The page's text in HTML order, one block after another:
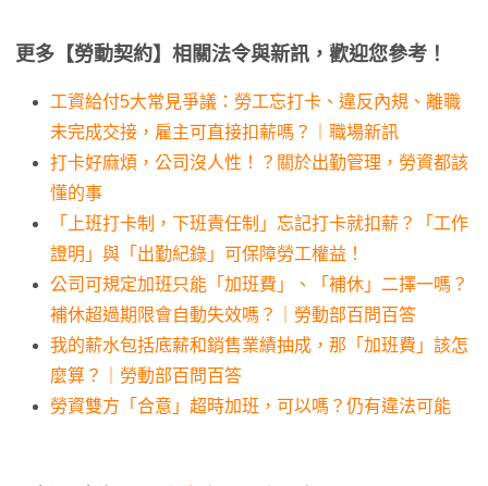
更多【勞動契約】相關法令與新訊，歡迎您參考！
工資給付5大常見爭議：勞工忘打卡、違反內規、離職
未完成交接，雇主可直接扣薪嗎？｜職場新訊
打卡好麻煩，公司沒人性！？關於出勤管理，勞資都該
懂的事
「上班打卡制，下班責任制」忘記打卡就扣薪？「工作
證明」與「出勤紀錄」可保障勞工權益！
公司可規定加班只能「加班費」、「補休」二擇一嗎？
補休超過期限會自動失效嗎？｜勞動部百問百答
我的薪水包括底薪和銷售業績抽成，那「加班費」該怎
麼算？｜勞動部百問百答
勞資雙方「合意」超時加班，可以嗎？仍有違法可能